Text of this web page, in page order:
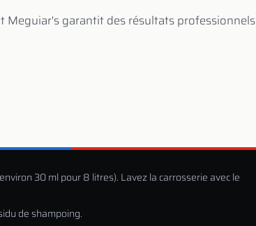
Meguiar's garantit des résultats professionnels
30 ml pour 8 litres). Lavez la carrosserie avec le
de shampoing.